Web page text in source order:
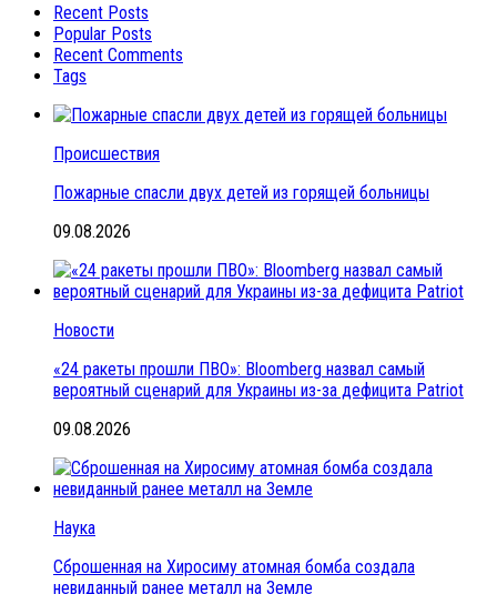
Recent Posts
Popular Posts
Recent Comments
Tags
Происшествия
Пожарные спасли двух детей из горящей больницы
09.08.2026
Новости
«24 ракеты прошли ПВО»: Bloomberg назвал самый
вероятный сценарий для Украины из-за дефицита Patriot
09.08.2026
Наука
Сброшенная на Хиросиму атомная бомба создала
невиданный ранее металл на Земле